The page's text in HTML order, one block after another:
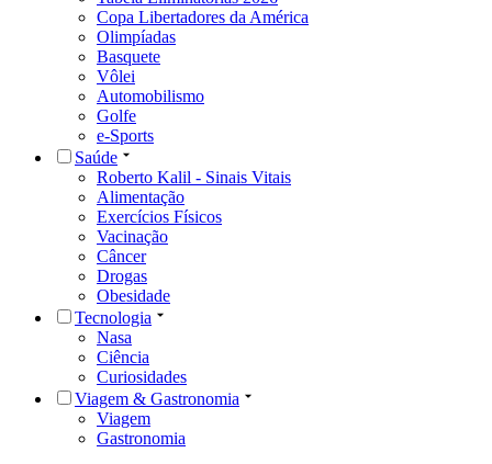
Copa Libertadores da América
Olimpíadas
Basquete
Vôlei
Automobilismo
Golfe
e-Sports
Saúde
Roberto Kalil - Sinais Vitais
Alimentação
Exercícios Físicos
Vacinação
Câncer
Drogas
Obesidade
Tecnologia
Nasa
Ciência
Curiosidades
Viagem & Gastronomia
Viagem
Gastronomia